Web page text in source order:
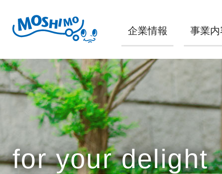
企業情報 事業内
for your delight